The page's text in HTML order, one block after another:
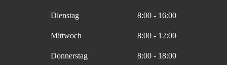
Dienstag 8:00 - 16:00
Mittwoch 8:00 - 12:00
Donnerstag 8:00 - 18:00